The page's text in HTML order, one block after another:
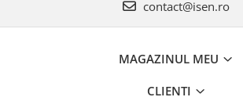
contact@isen.ro
MAGAZINUL MEU
CLIENTI